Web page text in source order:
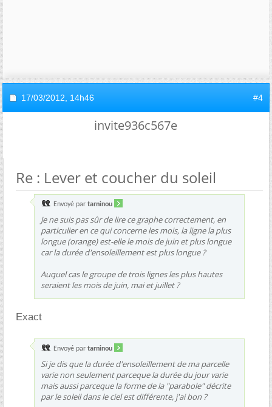
17/03/2012, 14h46 #4
invite936c567e
Re : Lever et coucher du soleil
Envoyé par tarninou
Je ne suis pas sûr de lire ce graphe correctement, en
particulier en ce qui concerne les mois, la ligne la plus
longue (orange) est-elle le mois de juin et plus longue
car la durée d'ensoleillement est plus longue ?
Auquel cas le groupe de trois lignes les plus hautes
seraient les mois de juin, mai et juillet ?
Exact
Envoyé par tarninou
Si je dis que la durée d'ensoleillement de ma parcelle
varie non seulement parceque la durée du jour varie
mais aussi parceque la forme de la "parabole" décrite
par le soleil dans le ciel est différente, j'ai bon ?